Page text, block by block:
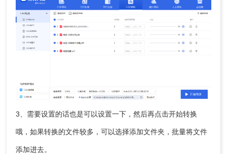
3、需要设置的话也是可以设置一下，然后再点击开始转换
哦，如果转换的文件较多，可以选择添加文件夹，批量将文件
添加进去。